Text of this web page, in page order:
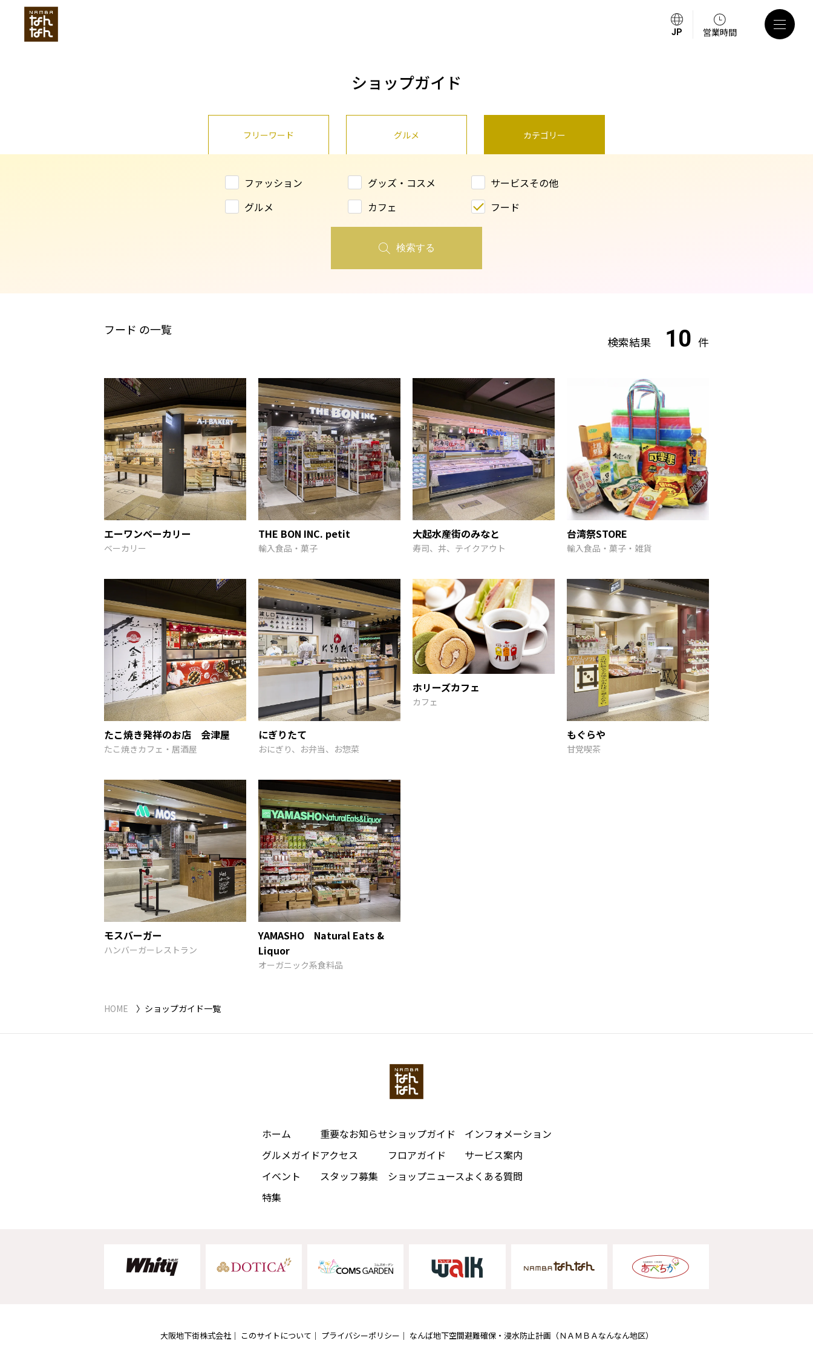
営業時間
ショップガイド
フリーワード グルメ カテゴリー
ファッション グッズ・コスメ
サービスその他
グルメ
カフェ フード
検索する
フード の一覧
検索結果
10 件
エーワンベーカリー
ベーカリー
THE BON INC. petit
輸入食品・菓子
大起水産街のみなと
寿司、丼、テイクアウト
台湾祭STORE
輸入食品・菓子・雑貨
たこ焼き発祥のお店 会津屋
たこ焼きカフェ・居酒屋
にぎりたて
おにぎり、お弁当、お惣菜
ホリーズカフェ
カフェ
もぐらや
甘党喫茶
モスバーガー
ハンバーガーレストラン
YAMASHO Natural Eats &
Liquor
オーガニック系食料品
HOME ショップガイド一覧
ホーム
グルメガイド
イベント
特集
重要なお知らせ
アクセス
スタッフ募集
ショップガイド
フロアガイド
ショップニュース
インフォメーション
サービス案内
よくある質問
大阪地下街株式会社 このサイトについて プライバシーポリシー なんば地下空間避難確保・浸水防止計画（ＮＡＭＢＡなんなん地区）